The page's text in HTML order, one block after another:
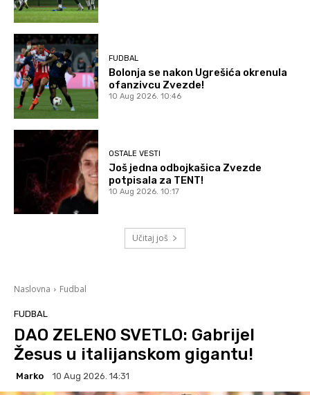
FUDBAL
Bolonja se nakon Ugrešića okrenula
ofanzivcu Zvezde!
10 Aug 2026. 10:46
OSTALE VESTI
Još jedna odbojkašica Zvezde
potpisala za TENT!
10 Aug 2026. 10:17
Učitaj još